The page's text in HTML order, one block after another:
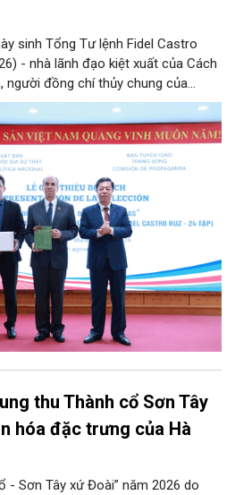
sinh Tổng Tư lệnh Fidel Castro
- nhà lãnh đạo kiệt xuất của Cách
người đồng chí thủy chung của
Việt Nam, chiều 5/8, tại Hà Nội,
gia Sự thật phối hợp với Ban Tuyên
giới thiệu bộ sách “Tuyển tập các
Tư lệnh Fidel Castro Ruz” gồm 24
thu Thành cổ Sơn Tây
hóa đặc trưng của Hà
- Sơn Tây xứ Đoài” năm 2026 do